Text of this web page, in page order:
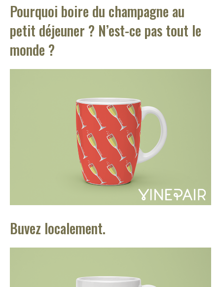
Pourquoi boire du champagne au
petit déjeuner ? N’est-ce pas tout le
monde ?
Buvez localement.